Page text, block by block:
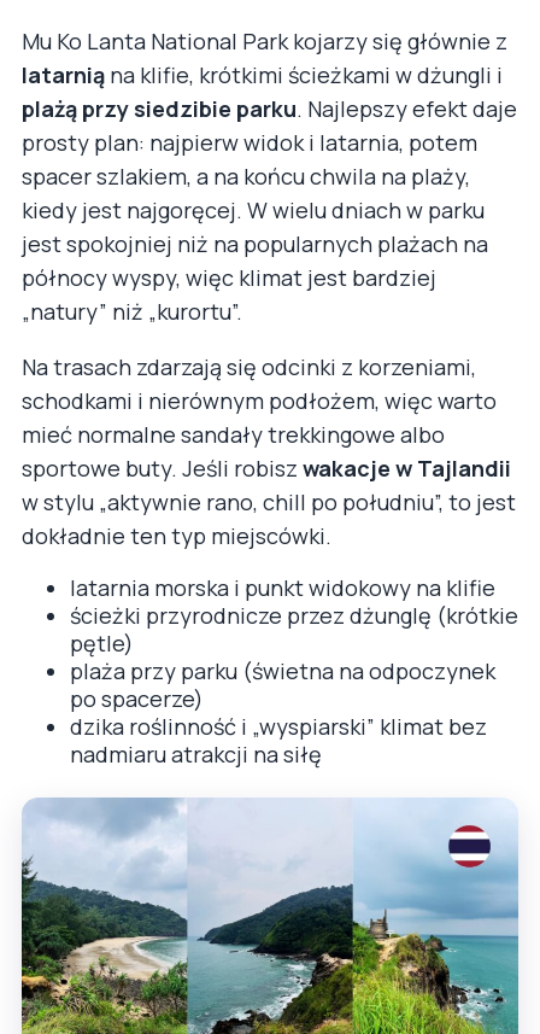
Mu Ko Lanta National Park kojarzy się głównie z
latarnią na klifie, krótkimi ścieżkami w dżungli i
plażą przy siedzibie parku. Najlepszy efekt daje
prosty plan: najpierw widok i latarnia, potem
spacer szlakiem, a na końcu chwila na plaży,
kiedy jest najgoręcej. W wielu dniach w parku
jest spokojniej niż na popularnych plażach na
północy wyspy, więc klimat jest bardziej
„natury” niż „kurortu”.
Na trasach zdarzają się odcinki z korzeniami,
schodkami i nierównym podłożem, więc warto
mieć normalne sandały trekkingowe albo
sportowe buty. Jeśli robisz wakacje w Tajlandii
w stylu „aktywnie rano, chill po południu”, to jest
dokładnie ten typ miejscówki.
latarnia morska i punkt widokowy na klifie
ścieżki przyrodnicze przez dżunglę (krótkie
pętle)
plaża przy parku (świetna na odpoczynek
po spacerze)
dzika roślinność i „wyspiarski” klimat bez
nadmiaru atrakcji na siłę